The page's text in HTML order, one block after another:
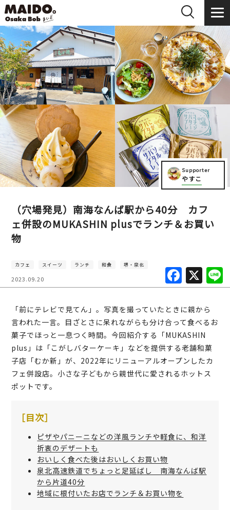
Supporter
やすこ
（穴場発見）南海なんば駅から40分 カフ
ェ併設のMUKASHIN plusでランチ＆お買い
物
F
a
c
e
b
o
o
X
カフェ スイーツ ランチ 和食 堺・泉北
2023.09.20
「前にテレビで見てん」。写真を撮っていたときに親から
言われた一言。目ざとさに呆れながらも分け合って食べるお
菓子でほっと一息つく時間。今回紹介する「MUKASHIN
plus」は「こがしバターケーキ」などを提供する老舗和菓
子店「むか新」が、2022年にリニューアルオープンしたカ
フェ併設店。小さな子どもから親世代に愛されるホットス
ポットです。
［目次］
ピザやパニーニなどの洋風ランチや軽食に、和洋
折衷のデザートも
おいしく食べた後はおいしくお買い物
泉北高速鉄道でちょっと足延ばし 南海なんば駅
から片道40分
地域に根付いたお店でランチ＆お買い物を